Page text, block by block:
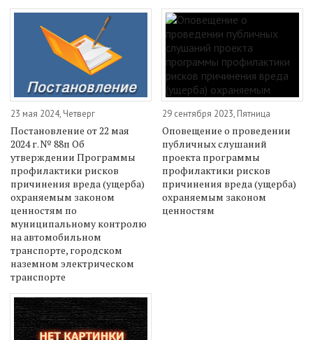
23 мая 2024, Четверг
Постановление от 22 мая
2024 г. № 88п Об
утверждении Программы
профилактики рисков
причинения вреда (ущерба)
охраняемым законом
ценностям по
муниципальному контролю
на автомобильном
транспорте, городском
наземном электрическом
транспорте
29 сентября 2023, Пятница
Оповещение о проведении
публичных слушаний
проекта программы
профилактики рисков
причинения вреда (ущерба)
охраняемым законом
ценностям